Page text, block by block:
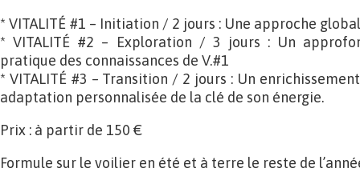
* VITALITÉ #1 – Initiation / 2 jours : Une approche
* VITALITÉ #2 – Exploration / 3 jours : Un
pratique des connaissances de V.#1
* VITALITÉ #3 – Transition / 2 jours : Un
adaptation personnalisée de la clé de son énergie.
Prix : à partir de 150 €
Formule sur le voilier en été et à terre le reste de